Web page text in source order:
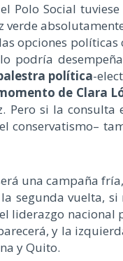
Polo Social
opciones
política-
de Clara
Pero si la
conservatismo–
una campaña
segunda vuelta,
liderazgo
y la
y Quito.